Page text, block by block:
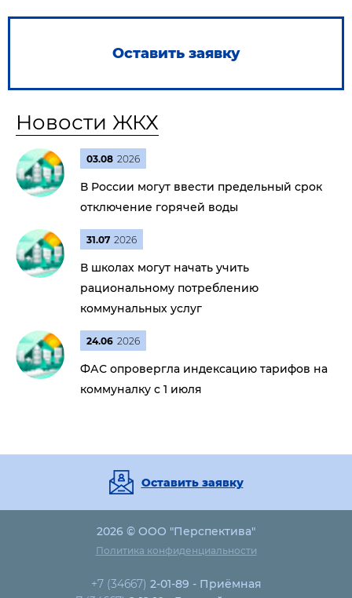
Оставить заявку
Новости ЖКХ
03.08 2026
В России могут ввести предельный срок
отключение горячей воды
31.07 2026
В школах могут начать учить
рациональному потреблению
коммунальных услуг
24.06 2026
ФАС опровергла индексацию тарифов на
коммуналку с 1 июля
Оставить заявку
2026 © ООО "Перспектива"
Политика конфиденциальности
+7 (34667) 2-01-89 - Приёмная